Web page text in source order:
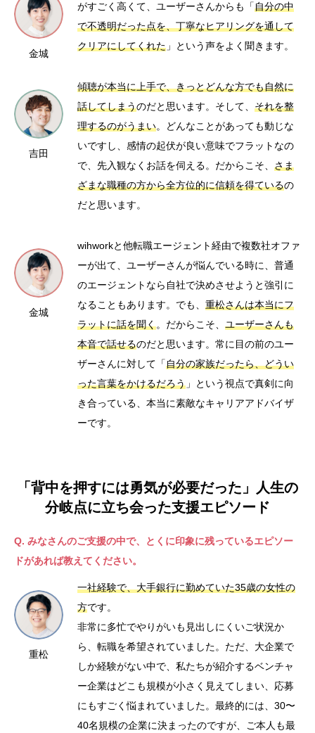
金城
がすごく高くて、ユーザーさんからも「自分の中
で不透明だった点を、丁寧なヒアリングを通して
クリアにしてくれた 」という声をよく聞きます。
吉田
傾聴が本当に上手で、きっとどんな方でも自然に
話してしまうのだと思います。そして、 それを整
理するのがうまい。どんなことがあっても動じな
いですし、感情の起伏が良い意味でフラットなの
で、先入観なくお話を伺える。だからこそ、 さま
ざまな職種の方から全方位的に信頼を得ているの
だと思います。
金城
wihworkと他転職エージェント経由で複数社オファ
ーが出て、ユーザーさんが悩んでいる時に、普通
のエージェントなら自社で決めさせようと強引に
なることもあります。でも、 重松さんは本当にフ
ラットに話を聞く。だからこそ、 ユーザーさんも
本音で話せるのだと思います。常に目の前のユー
ザーさんに対して「自分の家族だったら、どうい
った言葉をかけるだろう 」という視点で真剣に向
き合っている、本当に素敵なキャリアアドバイザ
ーです。
「背中を押すには勇気が必要だった」人生の
分岐点に立ち会った支援エピソード
Q. みなさんのご支援の中で、とくに印象に残っているエピソー
ドがあれば教えてください。
重松
一社経験で、大手銀行に勤めていた35歳の女性の
方です。
非常に多忙でやりがいも見出しにくいご状況か
ら、転職を希望されていました。ただ、大企業で
しか経験がない中で、私たちが紹介するベンチャ
ー企業はどこも規模が小さく見えてしまい、応募
にもすごく悩まれていました。最終的には、30〜
40名規模の企業に決まったのですが、ご本人も最